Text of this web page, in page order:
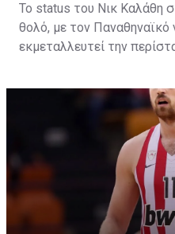
Το status του Νικ Καλάθη
θολό, με τον Παναθηναϊκό
εκμεταλλευτεί την
Το φετινό καλοκαίρι δεν
αρκετές αλλαγές στη
στοχεύσει σε ισχυρή
βέβαια συνεπάγεται,
κάποιων εκ των παικτών
κομμάτια του rotation το
Ένας εξ αυτών ο Νικ
υπέγραψε διετές